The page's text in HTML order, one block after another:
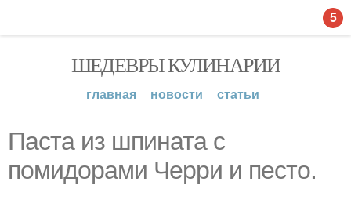
ШЕДЕВРЫ КУЛИНАРИИ
главная новости статьи
Паста из шпината с
помидорами Черри и песто.
5